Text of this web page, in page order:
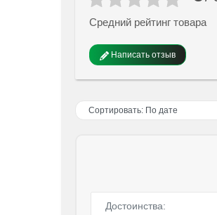
Средний рейтинг товара
Написать отзыв